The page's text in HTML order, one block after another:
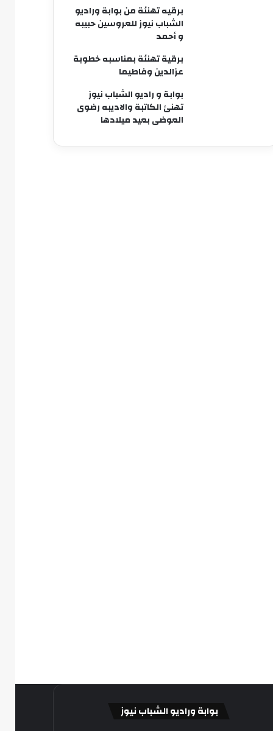
برقيه تهنئة من بوابة وراديو
الشباب نيوز للعروسين حبيبه
و أحمد
برقية تهنئة بمناسبه خطوبة
عزالدين وفاطيما
بوابة و راديو الشباب نيوز
تهنئ الكاتبة والاديبه رضوى
العوضى بعيد ميلادها
بوابة وراديو الشباب نيوز